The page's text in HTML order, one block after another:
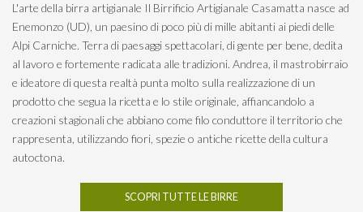
L'arte della birra artigianale Il Birrificio Artigianale Casamatta nasce ad
Enemonzo (UD), un paesino di poco più di mille abitanti ai piedi delle
Alpi Carniche. Terra di paesaggi spettacolari, di gente per bene, dedita
al lavoro e fortemente radicata alle tradizioni. ​Andrea, il mastrobirraio
e ideatore di questa realtà punta molto sulla realizzazione di un
prodotto che segua la ricetta e lo stile originale, affiancandolo a
creazioni stagionali che abbiano come filo conduttore il territorio che
rappresenta, utilizzando fiori, spezie o antiche ricette della cultura
autoctona.
SCOPRI TUTTE LE BIRRE